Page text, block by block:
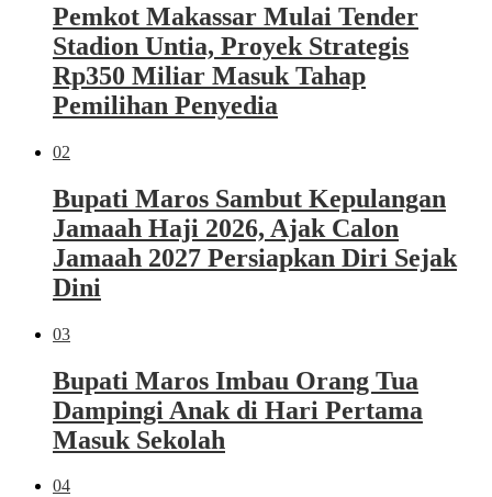
Pemkot Makassar Mulai Tender
Stadion Untia, Proyek Strategis
Rp350 Miliar Masuk Tahap
Pemilihan Penyedia
02
Bupati Maros Sambut Kepulangan
Jamaah Haji 2026, Ajak Calon
Jamaah 2027 Persiapkan Diri Sejak
Dini
03
Bupati Maros Imbau Orang Tua
Dampingi Anak di Hari Pertama
Masuk Sekolah
04